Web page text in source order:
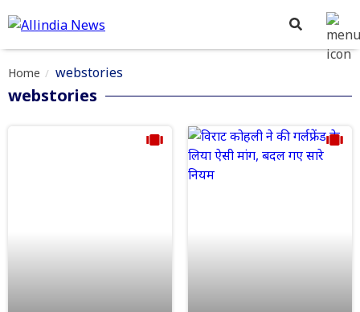
Home webstories
webstories